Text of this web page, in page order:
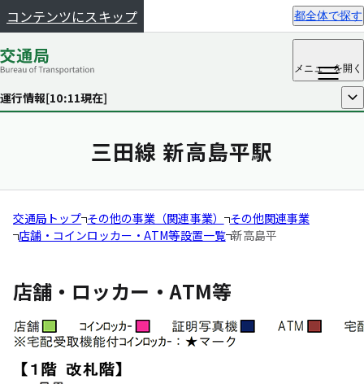
コンテンツにスキップ 都全体で探す
メニューを開く
運行情報[10:11現在] 開く
三田線 新高島平駅
交通局トップ その他の事業（関連事業）
その他関連事業
店舗・コインロッカー・ATM等設置一覧 新高島平
店舗・ロッカー・ATM等